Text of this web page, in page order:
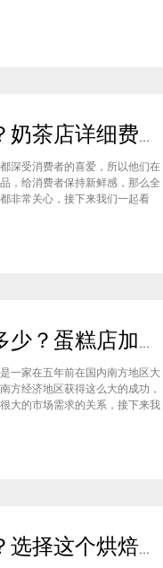
可以从它的加盟费开始了解，这
全味时间加盟费多少钱？奶茶店详细费用分析就在这！
深受消费者的喜爱，所以他们在
，给消费者保持新鲜感，那么全
非常关心，接下来我们一起看
，但开了一个月后，发现生意不
面包新语加盟费用需要多少？蛋糕店加盟费用太高了吗？
一家在五年前在国内南方地区大
方经济地区获得这么大的成功，
大的市场需求的关系，接下来我
消费者就是一个很大的卖点，首
心岸蛋糕房加盟怎么样？选择这个烘焙品牌创业靠谱吗